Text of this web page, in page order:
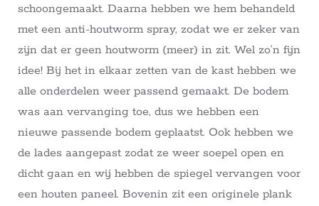
schoongemaakt. Daarna hebben we hem behandeld
met een anti-houtworm spray, zodat we er zeker van
zijn dat er geen houtworm (meer) in zit. Wel zo’n fijn
idee! Bij het in elkaar zetten van de kast hebben we
alle onderdelen weer passend gemaakt. De bodem
was aan vervanging toe, dus we hebben een
nieuwe passende bodem geplaatst. Ook hebben we
de lades aangepast zodat ze weer soepel open en
dicht gaan en wij hebben de spiegel vervangen voor
een houten paneel. Bovenin zit een originele plank